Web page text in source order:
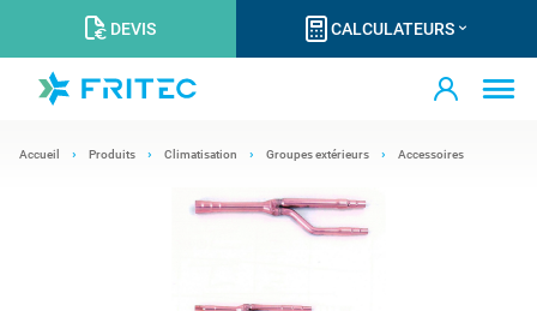
DEVIS CALCULATEURS
Accueil Produits Climatisation Groupes extérieurs Accessoires